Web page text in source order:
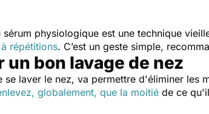
sérum physiologique est une technique
répétitions. C’est un geste simple,
bon lavage de nez
se laver le nez, va permettre d'éliminer les
globalement, que la moitié de ce